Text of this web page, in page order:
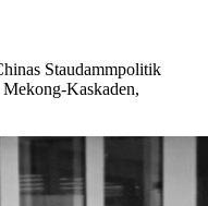
Staudammpolitik
Kaskaden,